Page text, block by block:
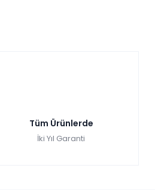
Tüm Ürünlerde
İki Yıl Garanti